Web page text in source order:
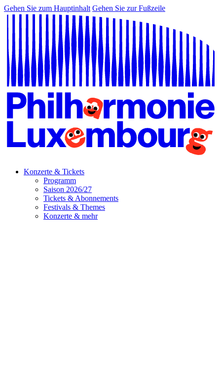
Gehen Sie zum Hauptinhalt Gehen Sie zur Fußzeile
Konzerte & Tickets
Programm
Saison 2026/27
Tickets & Abonnements
Festivals & Themes
Konzerte & mehr